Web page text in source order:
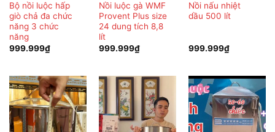
Bộ nồi luộc hấp
giò chả đa chức
năng 3 chức
năng
999.999₫
Nồi luộc gà WMF
Provent Plus size
24 dung tích 8,8
lít
999.999₫
Nồi nấu nhiệt
dầu 500 lít
999.999₫